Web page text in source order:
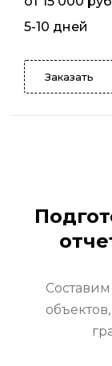
5-10 дней
Заказать